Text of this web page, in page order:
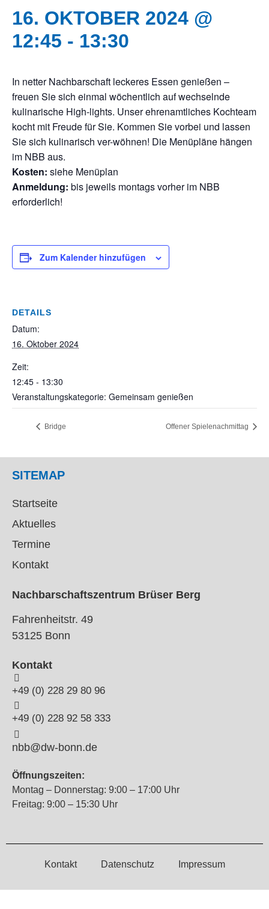
16. OKTOBER 2024 @
12:45 - 13:30
In netter Nachbarschaft leckeres Essen genießen –
freuen Sie sich einmal wöchentlich auf wechselnde
kulinarische High-lights. Unser ehrenamtliches Kochteam
kocht mit Freude für Sie. Kommen Sie vorbei und lassen
Sie sich kulinarisch ver-wöhnen! Die Menüpläne hängen
im NBB aus.
Kosten: siehe Menüplan
Anmeldung: bis jeweils montags vorher im NBB
erforderlich!
Zum Kalender hinzufügen
DETAILS
Datum:
16. Oktober 2024
Zeit:
12:45 - 13:30
Veranstaltungskategorie: Gemeinsam genießen
Bridge Offener Spielenachmittag
SITEMAP
Startseite
Aktuelles
Termine
Kontakt
Nachbarschaftszentrum Brüser Berg
Fahrenheitstr. 49
53125 Bonn
Kontakt
+49 (0) 228 29 80 96
+49 (0) 228 92 58 333
nbb@dw-bonn.de
Öffnungszeiten:
Montag – Donnerstag: 9:00 – 17:00 Uhr
Freitag: 9:00 – 15:30 Uhr
Kontakt Datenschutz Impressum